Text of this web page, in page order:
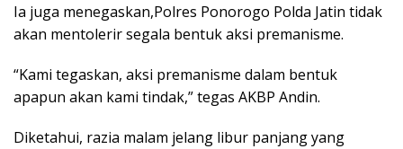
Ia juga menegaskan,Polres Ponorogo Polda Jatin tidak
akan mentolerir segala bentuk aksi premanisme.
“Kami tegaskan, aksi premanisme dalam bentuk
apapun akan kami tindak,” tegas AKBP Andin.
Diketahui, razia malam jelang libur panjang yang